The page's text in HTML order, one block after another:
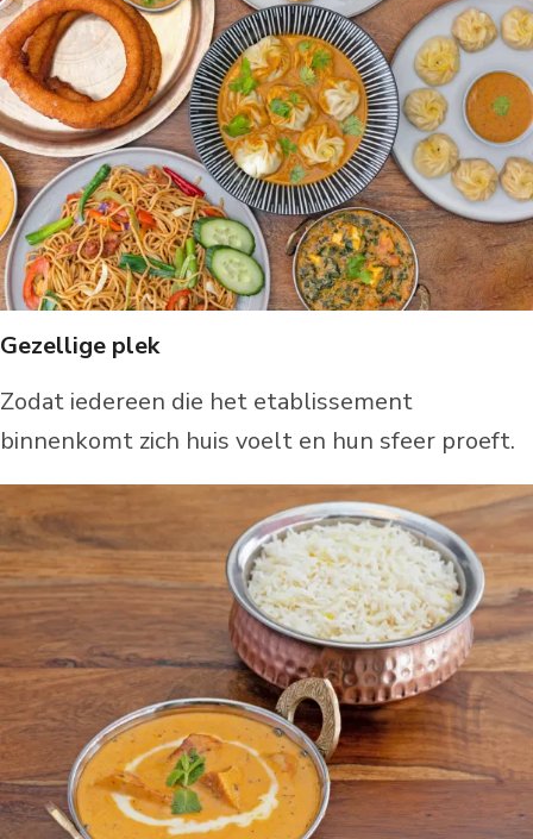
Gezellige plek
Zodat iedereen die het etablissement
binnenkomt zich huis voelt en hun sfeer proeft.